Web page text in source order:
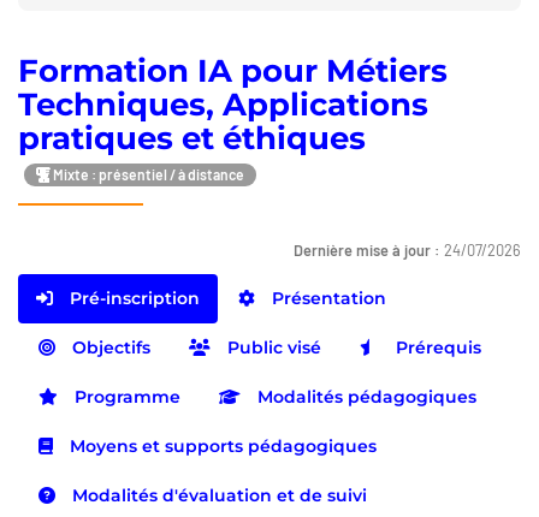
Formation IA pour Métiers
Techniques, Applications
pratiques et éthiques
Mixte : présentiel / à distance
Dernière mise à jour : 24/07/2026
Pré-inscription Présentation
Objectifs Public visé Prérequis
Programme Modalités pédagogiques
Moyens et supports pédagogiques
Modalités d'évaluation et de suivi